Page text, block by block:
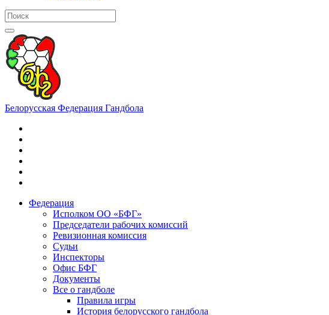
Белорусская Федерация Гандбола
Федерация
Исполком ОО «БФГ»
Председатели рабочих комиссий
Ревизионная комиссия
Судьи
Инспекторы
Офис БФГ
Документы
Все о гандболе
Правила игры
История белорусского гандбола